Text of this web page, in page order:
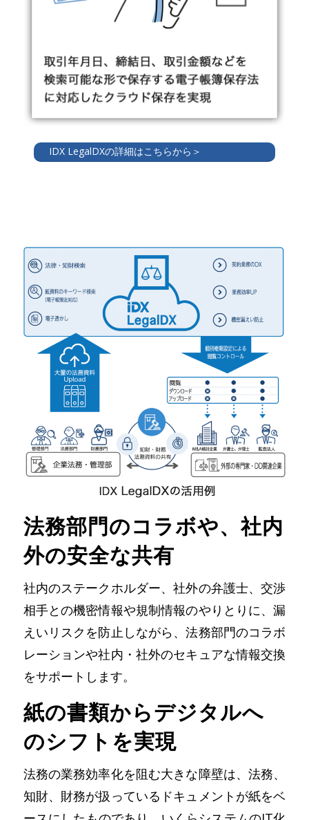
IDX LegalDXの詳細はこちらから＞
法務部門のコラボや、社内
外の安全な共有
社内のステークホルダー、社外の弁護士、交渉
相手との機密情報や規制情報のやりとりに、漏
えいリスクを防止しながら、法務部門のコラボ
レーションや社内・社外のセキュアな情報交換
をサポートします。
紙の書類からデジタルへ
のシフトを実現
法務の業務効率化を阻む大きな障壁は、法務、
知財、財務が扱っているドキュメントが紙をベ